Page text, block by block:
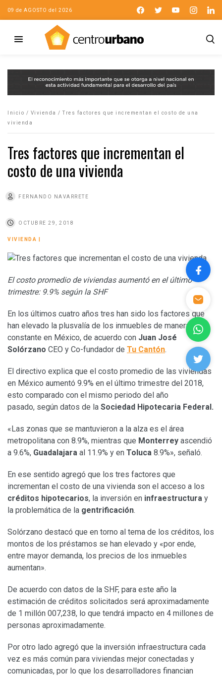
09 de AGOSTO del 2026
Inicio / Vivienda /Tres factores que incrementan el costo de una
vivienda
Tres factores que incrementan el
costo de una vivienda
FERNANDO NAVARRETE
OCTUBRE 29, 2018
VIVIENDA
El costo promedio de viviendas aumentó en el último
trimestre: 9.9% según la SHF
En los últimos cuatro años tres han sido los factores que
han elevado la plusvalía de los inmuebles de manera
constante en México, de acuerdo con Juan José
Solórzano CEO y Co-fundador de Tu Cantón.
El directivo explica que el costo promedio de las viviendas
en México aumentó 9.9% en el último trimestre del 2018,
esto comparado con el mismo periodo del año
pasado, según datos de la Sociedad Hipotecaria Federal.
«Las zonas que se mantuvieron a la alza es el área
metropolitana con 8.9%, mientras que Monterrey ascendió
a 9.6%, Guadalajara al 11.9% y en Toluca 8.9%», señaló.
En ese sentido agregó que los tres factores que
incrementan el costo de una vivienda son el acceso a los
créditos hipotecarios, la inversión en infraestructura y
la problemática de la gentrificación.
Solórzano destacó que en torno al tema de los créditos, los
montos de los préstamos se han elevado y «por ende,
entre mayor demanda, los precios de los inmuebles
aumentan».
De acuerdo con datos de la SHF, para este año la
estimación de créditos solicitados será aproximadamente
de 1 millón 007,238, lo que tendrá impacto en 4 millones de
personas aproximadamente.
Por otro lado agregó que la inversión infraestructura cada
vez es más común para viviendas mejor conectadas y
comunicadas, por lo que los desarrolladores financian